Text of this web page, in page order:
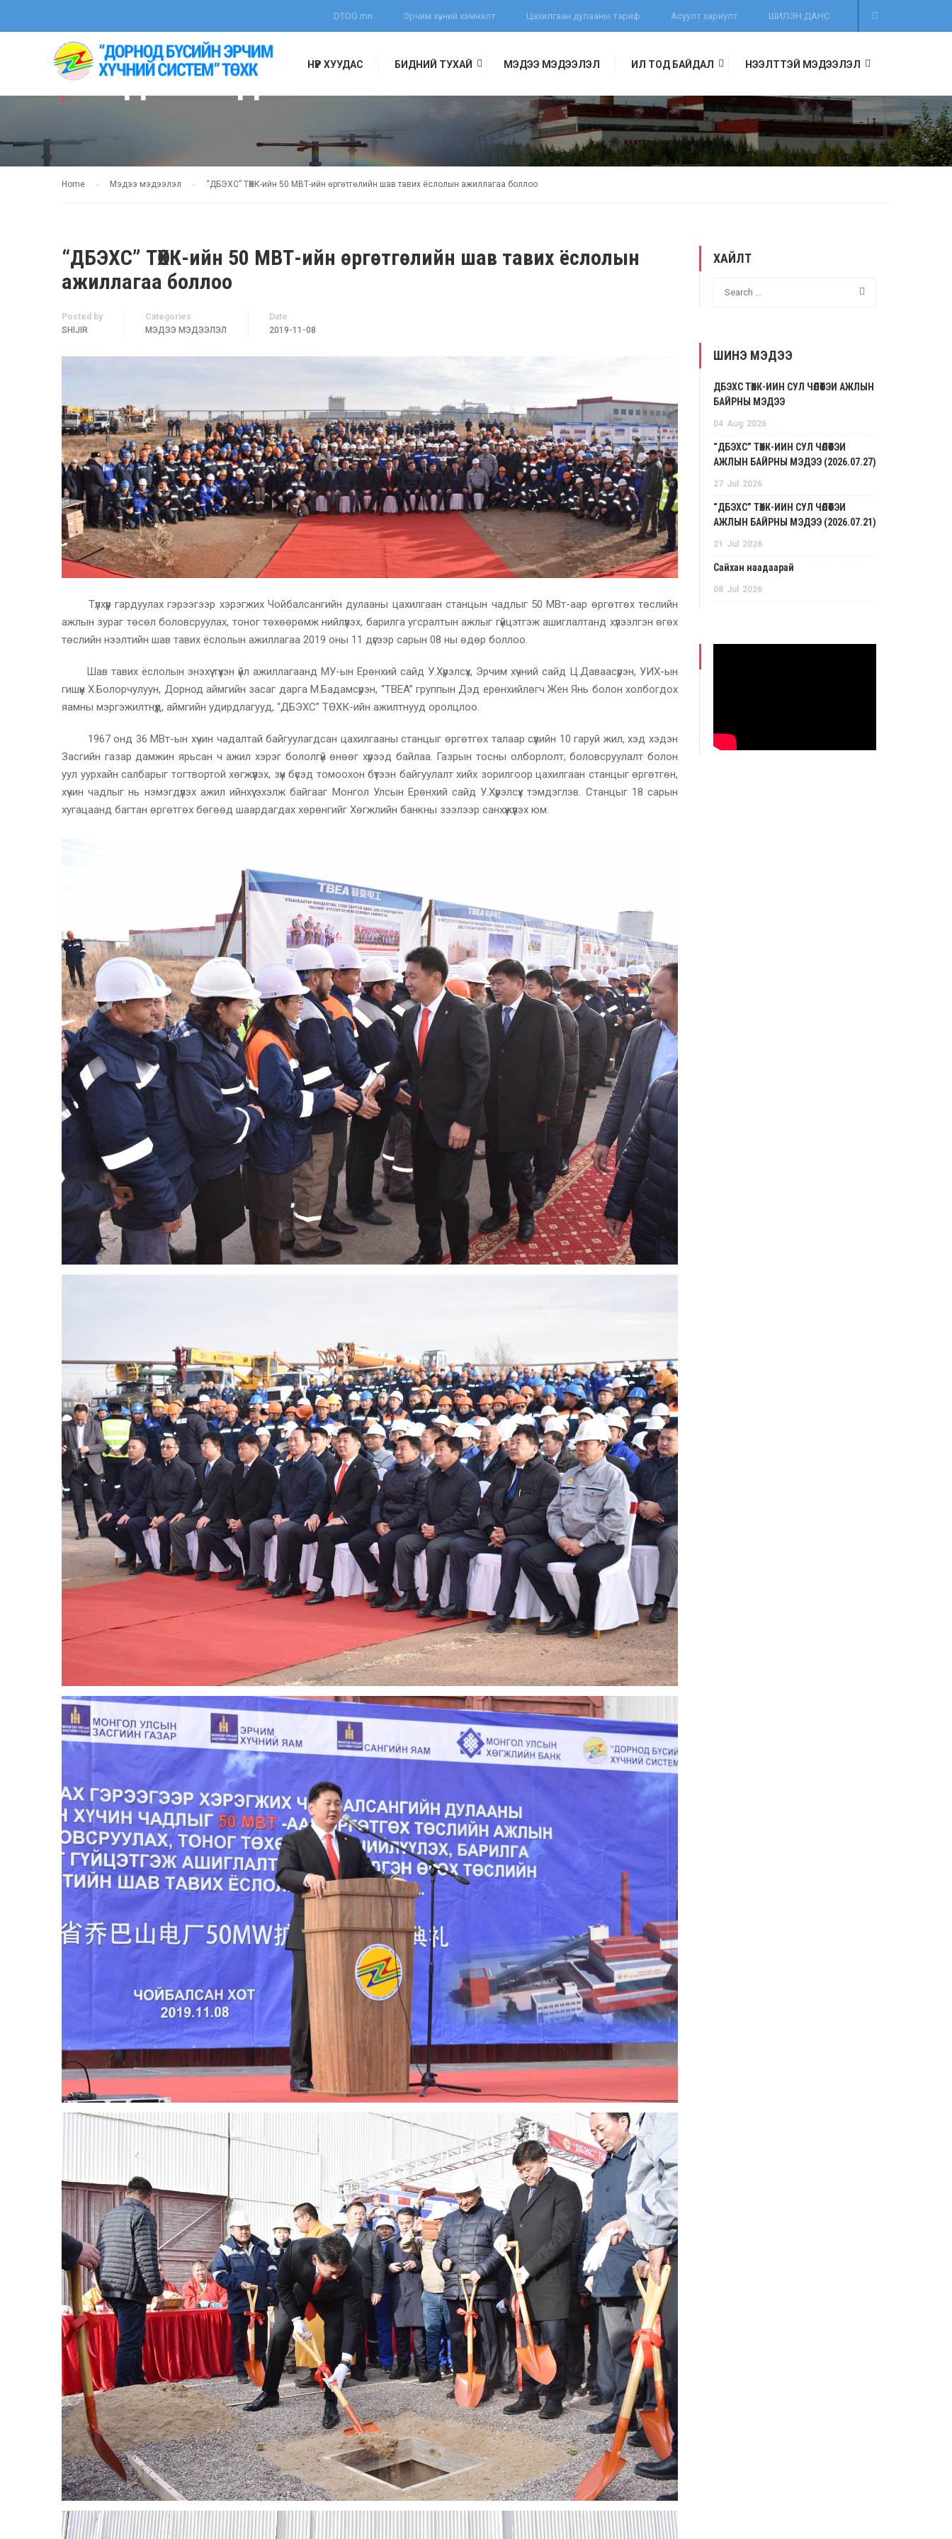
DTOG.mn Эрчим хүчний хэмнэлт Цахилгаан дулааны тариф Асуулт хариулт ШИЛЭН ДАНС
НҮҮР ХУУДАС БИДНИЙ ТУХАЙ МЭДЭЭ МЭДЭЭЛЭЛ ИЛ ТОД БАЙДАЛ НЭЭЛТТЭЙ МЭДЭЭЛЭЛ
МЭДЭЭ МЭДЭЭЛЭЛ
Home Мэдээ мэдээлэл “ДБЭХС” ТӨХК-ийн 50 МВТ-ийн өргөтгөлийн шав тавих ёслолын ажиллагаа боллоо
“ДБЭХС” ТӨХК-ийн 50 МВТ-ийн өргөтгөлийн шав тавих ёслолын
ажиллагаа боллоо
Posted by
SHIJIR
Categories
МЭДЭЭ МЭДЭЭЛЭЛ
Date
2019-11-08
Түлхүүр гардуулах гэрээгээр хэрэгжих Чойбалсангийн дулааны цахилгаан станцын чадлыг 50 МВт-аар өргөтгөх төслийн
ажлын зураг төсөл боловсруулах, тоног төхөөрөмж нийлүүлэх, барилга угсралтын ажлыг гүйцэтгэж ашиглалтанд хүлээлгэн өгөх
төслийн нээлтийн шав тавих ёслолын ажиллагаа 2019 оны 11 дүгээр сарын 08 ны өдөр боллоо.
Шав тавих ёслолын энэхүү түүхэн үйл ажиллагаанд МУ-ын Ерөнхий сайд У.Хүрэлсүх, Эрчим хүчний сайд Ц.Даваасүрэн, УИХ-ын
гишүүн Х.Болорчулуун, Дорнод аймгийн засаг дарга М.Бадамсүрэн, “TBEA” группын Дэд ерөнхийлөгч Жен Янь болон холбогдох
яамны мэргэжилтнүүд, аймгийн удирдлагууд, “ДБЭХС” ТӨХК-ийн ажилтнууд оролцлоо.
1967 онд 36 МВт-ын хүчин чадалтай байгуулагдсан цахилгааны станцыг өргөтгөх талаар сүүлийн 10 гаруй жил, хэд хэдэн
Засгийн газар дамжин ярьсан ч ажил хэрэг бололгүй өнөөг хүрээд байлаа. Газрын тосны олборлолт, боловсруулалт болон
уул уурхайн салбарыг тогтвортой хөгжүүлэх, зүүн бүсэд томоохон бүтээн байгуулалт хийх зорилгоор цахилгаан станцыг өргөтгөн,
хүчин чадлыг нь нэмэгдүүлэх ажил ийнхүү эхэлж байгааг Монгол Улсын Ерөнхий сайд У.Хүрэлсүх тэмдэглэв. Станцыг 18 сарын
хугацаанд багтан өргөтгөх бөгөөд шаардагдах хөрөнгийг Хөгжлийн банкны зээлээр санхүүжүүлэх юм.
ХАЙЛТ
ШИНЭ МЭДЭЭ
ДБЭХС ТӨХК-ИЙН СУЛ ЧӨЛӨӨТЭЙ АЖЛЫН
БАЙРНЫ МЭДЭЭ
04 Aug 2026
“ДБЭХС” ТӨХК-ИЙН СУЛ ЧӨЛӨӨТЭЙ
АЖЛЫН БАЙРНЫ МЭДЭЭ (2026.07.27)
27 Jul 2026
“ДБЭХС” ТӨХК-ИЙН СУЛ ЧӨЛӨӨТЭЙ
АЖЛЫН БАЙРНЫ МЭДЭЭ (2026.07.21)
21 Jul 2026
Сайхан наадаарай
08 Jul 2026